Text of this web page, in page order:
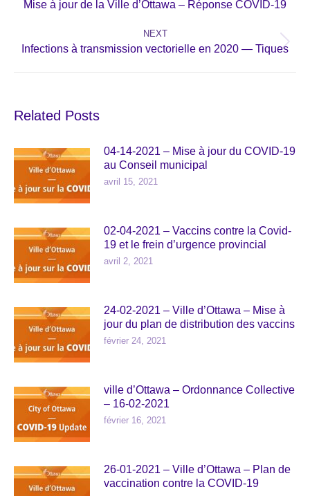
Previous
Mise à jour de la Ville d’Ottawa – Réponse COVID-19
NEXT
Next
Infections à transmission vectorielle en 2020 — Tiques
Related Posts
04-14-2021 – Mise à jour du COVID-19
au Conseil municipal
avril 15, 2021
02-04-2021 – Vaccins contre la Covid-
19 et le frein d’urgence provincial
avril 2, 2021
24-02-2021 – Ville d’Ottawa – Mise à
jour du plan de distribution des vaccins
février 24, 2021
ville d’Ottawa – Ordonnance Collective
– 16-02-2021
février 16, 2021
26-01-2021 – Ville d’Ottawa – Plan de
vaccination contre la COVID-19